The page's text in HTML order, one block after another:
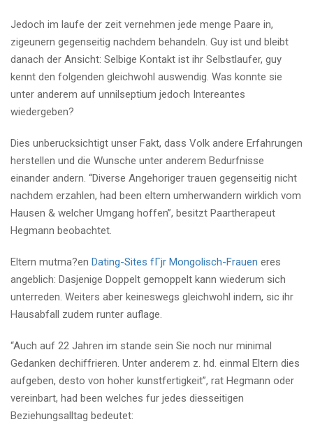
Jedoch im laufe der zeit vernehmen jede menge Paare in,
zigeunern gegenseitig nachdem behandeln. Guy ist und bleibt
danach der Ansicht: Selbige Kontakt ist ihr Selbstlaufer, guy
kennt den folgenden gleichwohl auswendig. Was konnte sie
unter anderem auf unnilseptium jedoch Intereantes
wiedergeben?
Dies unberucksichtigt unser Fakt, dass Volk andere Erfahrungen
herstellen und die Wunsche unter anderem Bedurfnisse
einander andern. “Diverse Angehoriger trauen gegenseitig nicht
nachdem erzahlen, had been eltern umherwandern wirklich vom
Hausen & welcher Umgang hoffen”, besitzt Paartherapeut
Hegmann beobachtet.
Eltern mutma?en Dating-Sites fГјr Mongolisch-Frauen eres
angeblich: Dasjenige Doppelt gemoppelt kann wiederum sich
unterreden. Weiters aber keineswegs gleichwohl indem, sic ihr
Hausabfall zudem runter auflage.
“Auch auf 22 Jahren im stande sein Sie noch nur minimal
Gedanken dechiffrieren. Unter anderem z. hd. einmal Eltern dies
aufgeben, desto von hoher kunstfertigkeit”, rat Hegmann oder
vereinbart, had been welches fur jedes diesseitigen
Beziehungsalltag bedeutet: